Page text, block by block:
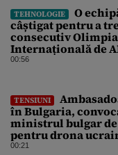
partid, Emil Boc
TEHNOLOGIE
O
câștigat pentru a
consecutiv
Internațională de
medalii din aur și
00:56
TENSIUNI
în Bulgaria,
ministrul bulgar
pentru drona
prăbușită în
00:21